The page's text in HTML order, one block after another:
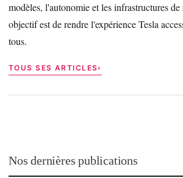
modèles, l'autonomie et les infrastructures
objectif est de rendre l'expérience Tesla
tous.
TOUS SES ARTICLES
Nos dernières publications